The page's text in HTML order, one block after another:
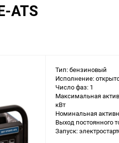
ATS
Тип: бензиновый
Исполнение:
Число фаз: 1
Максимальная
кВт
Номинальная
Выход постоянного
Запуск: